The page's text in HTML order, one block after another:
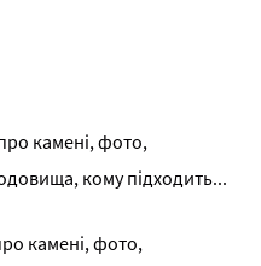
камені, фото,
кому підходить...
камені, фото,